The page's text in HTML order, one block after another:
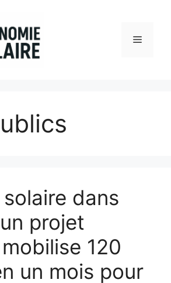
Menu
solaire dans
un projet
120
un mois pour